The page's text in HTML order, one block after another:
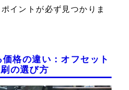
イントが必ず見つかりま
格の違い：オフセット
の選び方